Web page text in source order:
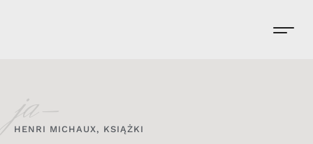
ja-
HENRI MICHAUX, KSIĄŻKI